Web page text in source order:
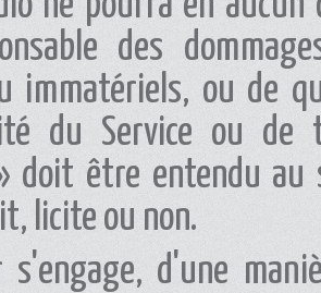
des
immatériels, ou de
du Service ou
doit être entendu au
licite ou non.
s'engage, d'une